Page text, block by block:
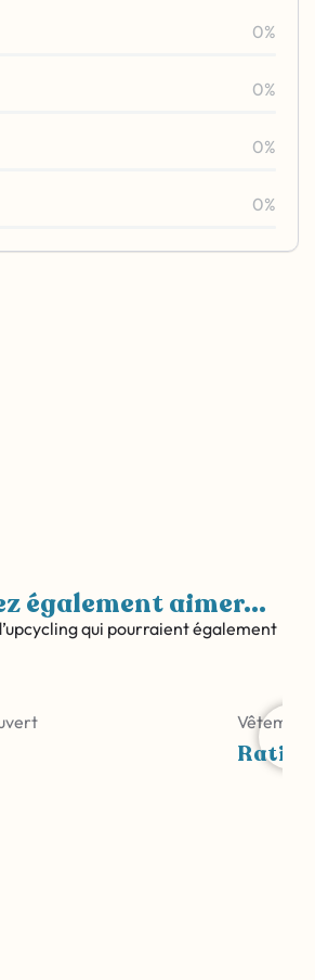
0%
0%
0%
0%
également aimer...
qui pourraient également
Ratio